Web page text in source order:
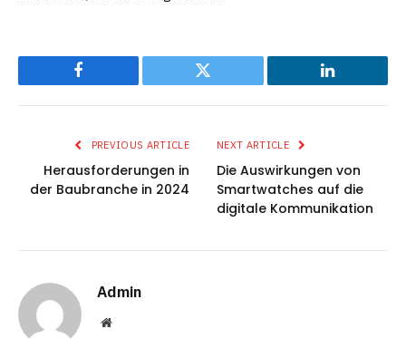
Facebook Twitter LinkedIn
PREVIOUS ARTICLE
Herausforderungen in
der Baubranche in 2024
NEXT ARTICLE
Die Auswirkungen von
Smartwatches auf die
digitale Kommunikation
Admin
Website